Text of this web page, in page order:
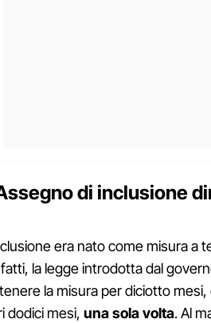
di inclusione
era nato come misura a
la legge introdotta dal
la misura per diciotto mesi,
dodici mesi, una sola volta. Al